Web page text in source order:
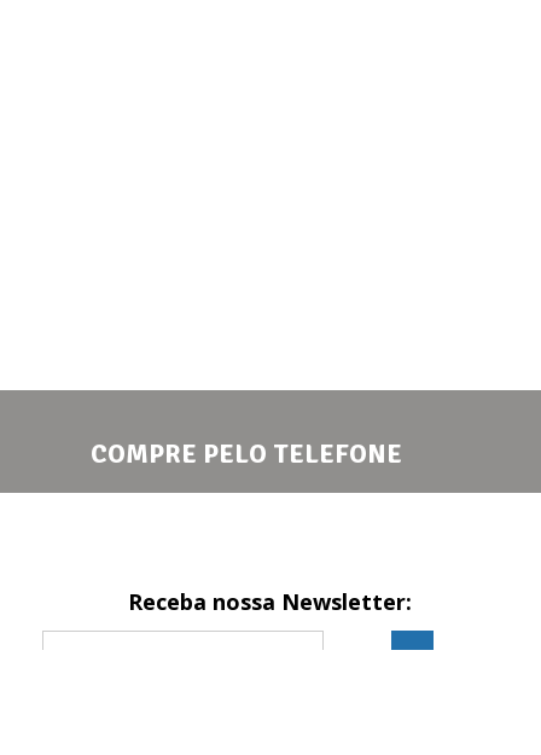
COMPRE PELO TELEFONE
Receba nossa Newsletter: